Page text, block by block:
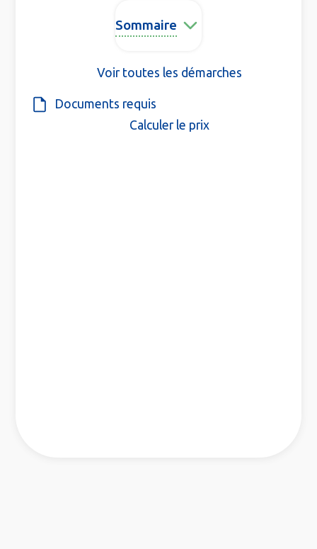
Sommaire
Voir toutes les démarches
Documents requis
Calculer le prix